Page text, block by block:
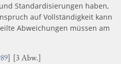
Standardisierungen haben,
auf Vollständigkeit kann
Abweichungen müssen am
] [3 Abw.]